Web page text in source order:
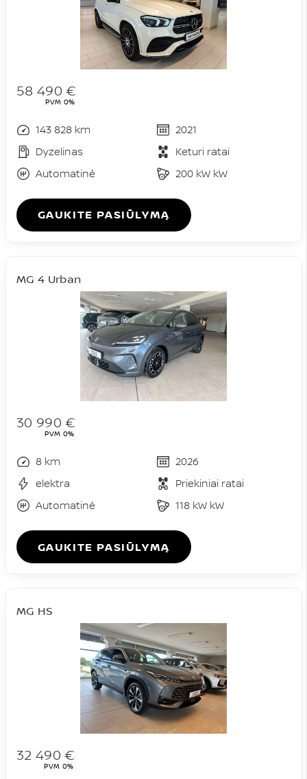
58 490 €
PVM 0%
143 828 km
2021
Dyzelinas
Keturi ratai
Automatinė
200 kW kW
GAUKITE PASIŪLYMĄ
MG 4 Urban
30 990 €
PVM 0%
8 km
2026
elektra
Priekiniai ratai
Automatinė
118 kW kW
GAUKITE PASIŪLYMĄ
MG HS
32 490 €
PVM 0%